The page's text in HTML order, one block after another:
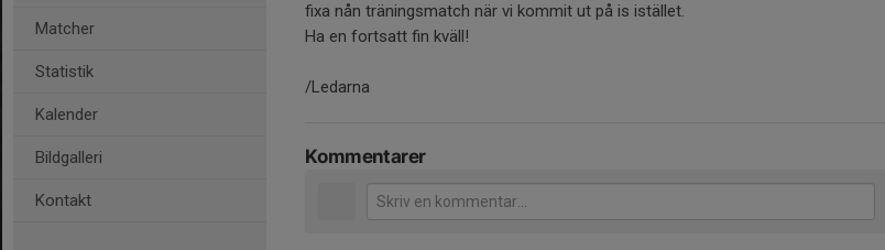
Matcher
Statistik
Kalender
Bildgalleri
Kontakt
fixa nån träningsmatch när vi kommit ut på is istället.
Ha en fortsatt fin kväll!
/Ledarna
Kommentarer